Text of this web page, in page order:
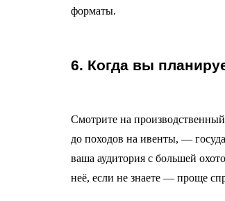
форматы.
6. Когда вы
Смотрите на
до походов на ивенты, —
ваша аудитория с большей
неё, если не знаете — проще